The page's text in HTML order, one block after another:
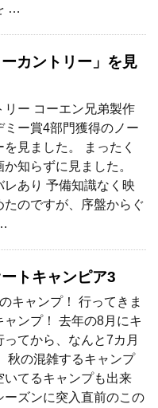
…
カントリー」を見
リー コーエン兄弟製作
ミー賞4部門獲得のノー
を見ました。 まったく
か知らずに見ました。
レあり 予備知識なく映
たのですが、序盤からぐ
トキャンピア3
キャンプ！ 行ってきま
ャンプ！ 去年の8月にキ
ってから、なんと7カ月
秋の混雑するキャンプ
いてるキャンプも出来
ーズンに突入直前のこの